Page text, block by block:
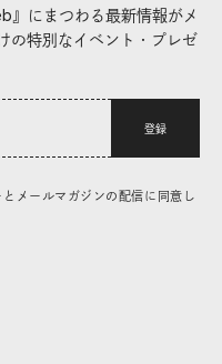
』にまつわる最新情報がメ
の特別なイベント・プレゼ
登録
メールマガジンの配信に同意し